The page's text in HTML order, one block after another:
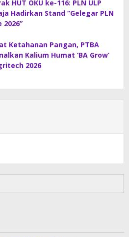
HUT OKU ke-116: PLN ULP
Hadirkan Stand “Gelegar PLN
2026”
Ketahanan Pangan, PTBA
Kalium Humat ‘BA Grow’
2026